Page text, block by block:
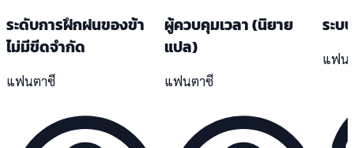
ระดับการฝึกฝนของข้า
ไม่มีขีดจำกัด
แฟนตาซี
ผู้ควบคุมเวลา (นิยาย
แปล)
แฟนตาซี
ระบ
แฟน